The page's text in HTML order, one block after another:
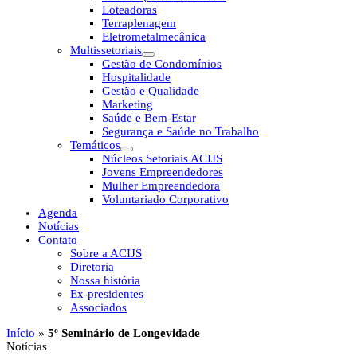
Loteadoras
Terraplenagem
Eletrometalmecânica
Multissetoriais
Gestão de Condomínios
Hospitalidade
Gestão e Qualidade
Marketing
Saúde e Bem-Estar
Segurança e Saúde no Trabalho
Temáticos
Núcleos Setoriais ACIJS
Jovens Empreendedores
Mulher Empreendedora
Voluntariado Corporativo
Agenda
Notícias
Contato
Sobre a ACIJS
Diretoria
Nossa história
Ex-presidentes
Associados
Início » 5º Seminário de Longevidade
Notícias